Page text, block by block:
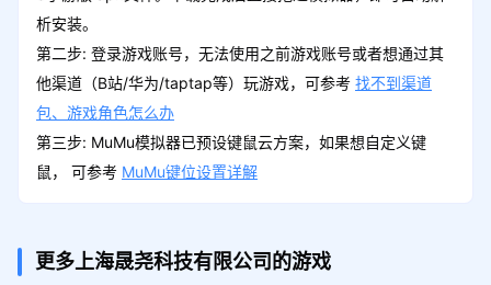
析安装。
第二步: 登录游戏账号，无法使用之前游戏账号或者想通过其
他渠道（B站/华为/taptap等）玩游戏，可参考 找不到渠道
包、游戏角色怎么办
第三步: MuMu模拟器已预设键鼠云方案，如果想自定义键
鼠， 可参考 MuMu键位设置详解
更多上海晟尧科技有限公司的游戏